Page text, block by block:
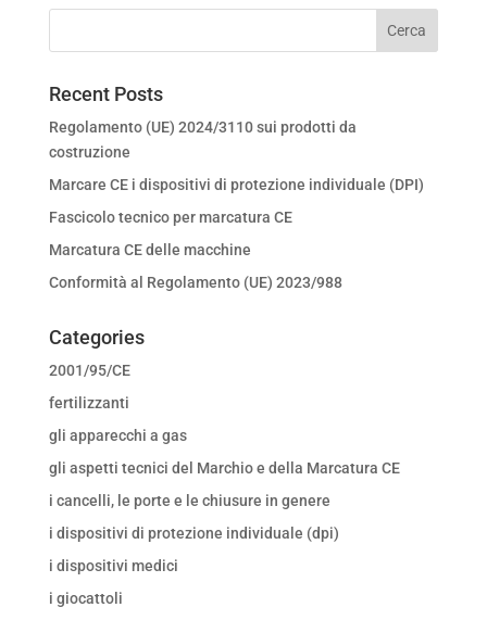
Recent Posts
Regolamento (UE) 2024/3110 sui prodotti da
costruzione
Marcare CE i dispositivi di protezione individuale (DPI)
Fascicolo tecnico per marcatura CE
Marcatura CE delle macchine
Conformità al Regolamento (UE) 2023/988
Categories
2001/95/CE
fertilizzanti
gli apparecchi a gas
gli aspetti tecnici del Marchio e della Marcatura CE
i cancelli, le porte e le chiusure in genere
i dispositivi di protezione individuale (dpi)
i dispositivi medici
i giocattoli